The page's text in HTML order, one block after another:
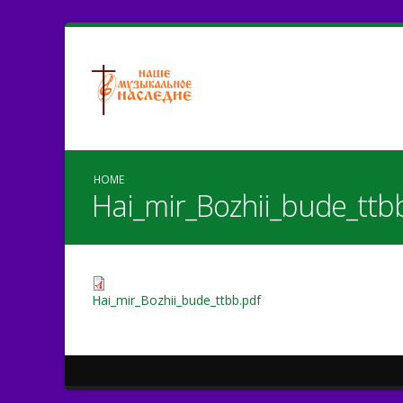
HOME
Hai_mir_Bozhii_bude_ttbb.pdf